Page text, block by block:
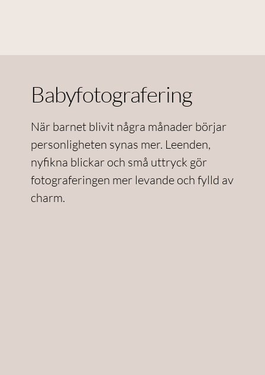
Babyfotografering
När barnet blivit några månader börjar
personligheten synas mer. Leenden,
nyfikna blickar och små uttryck gör
fotograferingen mer levande och fylld av
charm.